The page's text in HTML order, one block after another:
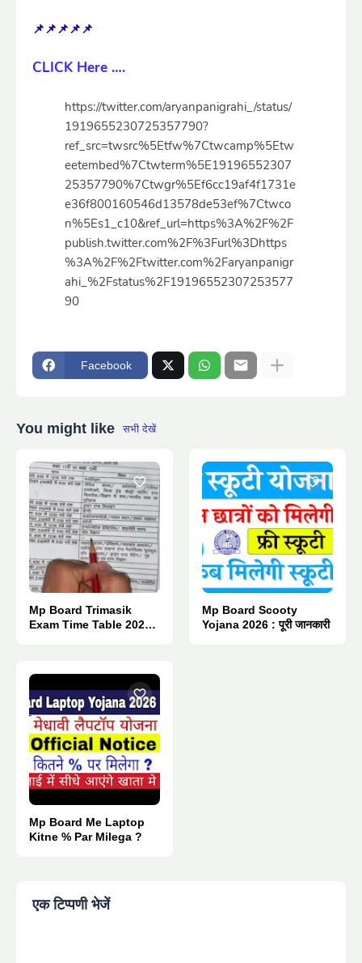
📌📌📌📌📌
CLICK Here ….
https://twitter.com/aryanpanigrahi_/status/
1919655230725357790?
ref_src=twsrc%5Etfw%7Ctwcamp%5Etw
eetembed%7Ctwterm%5E19196552307
25357790%7Ctwgr%5Ef6cc19af4f1731e
e36f800160546d13578de53ef%7Ctwco
n%5Es1_c10&ref_url=https%3A%2F%2F
publish.twitter.com%2F%3Furl%3Dhttps
%3A%2F%2Ftwitter.com%2Faryanpanigr
ahi_%2Fstatus%2F19196552307253577
90
Facebook
You might like सभी देखें
Mp Board Trimasik
Exam Time Table 2026 :
Mp Board Scooty
Yojana 2026 : पूरी जानकारी
Mp Board Me Laptop
Kitne % Par Milega ?
एक टिप्पणी भेजें